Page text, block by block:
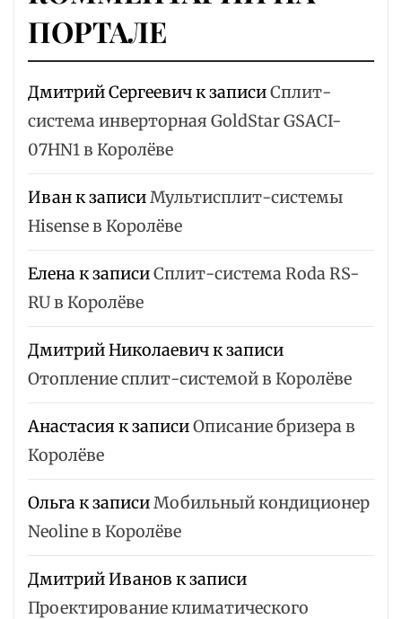
ПОРТАЛЕ
Дмитрий Сергеевичк записиСплит-
система инверторная GoldStar GSACI-
07HN1 в Королёве
Иванк записиМультисплит-системы
Hisense в Королёве
Еленак записиСплит-система Roda RS-
RU в Королёве
Дмитрий Николаевичк записи
Отопление сплит-системой в Королёве
Анастасия к записиОписание бризера в
Королёве
Ольгак записиМобильный кондиционер
Neoline в Королёве
Дмитрий Иванов к записи
Проектирование климатического